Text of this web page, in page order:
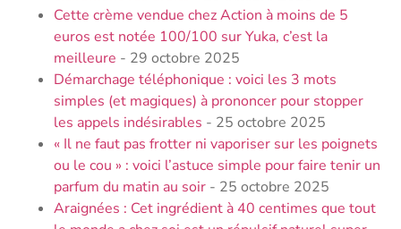
Cette crème vendue chez Action à moins de 5
euros est notée 100/100 sur Yuka, c’est la
meilleure - 29 octobre 2025
Démarchage téléphonique : voici les 3 mots
simples (et magiques) à prononcer pour stopper
les appels indésirables - 25 octobre 2025
« Il ne faut pas frotter ni vaporiser sur les poignets
ou le cou » : voici l’astuce simple pour faire tenir un
parfum du matin au soir - 25 octobre 2025
Araignées : Cet ingrédient à 40 centimes que tout